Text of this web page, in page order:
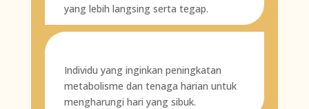
yang lebih langsing serta tegap.
Individu yang inginkan peningkatan
metabolisme dan tenaga harian untuk
mengharungi hari yang sibuk.